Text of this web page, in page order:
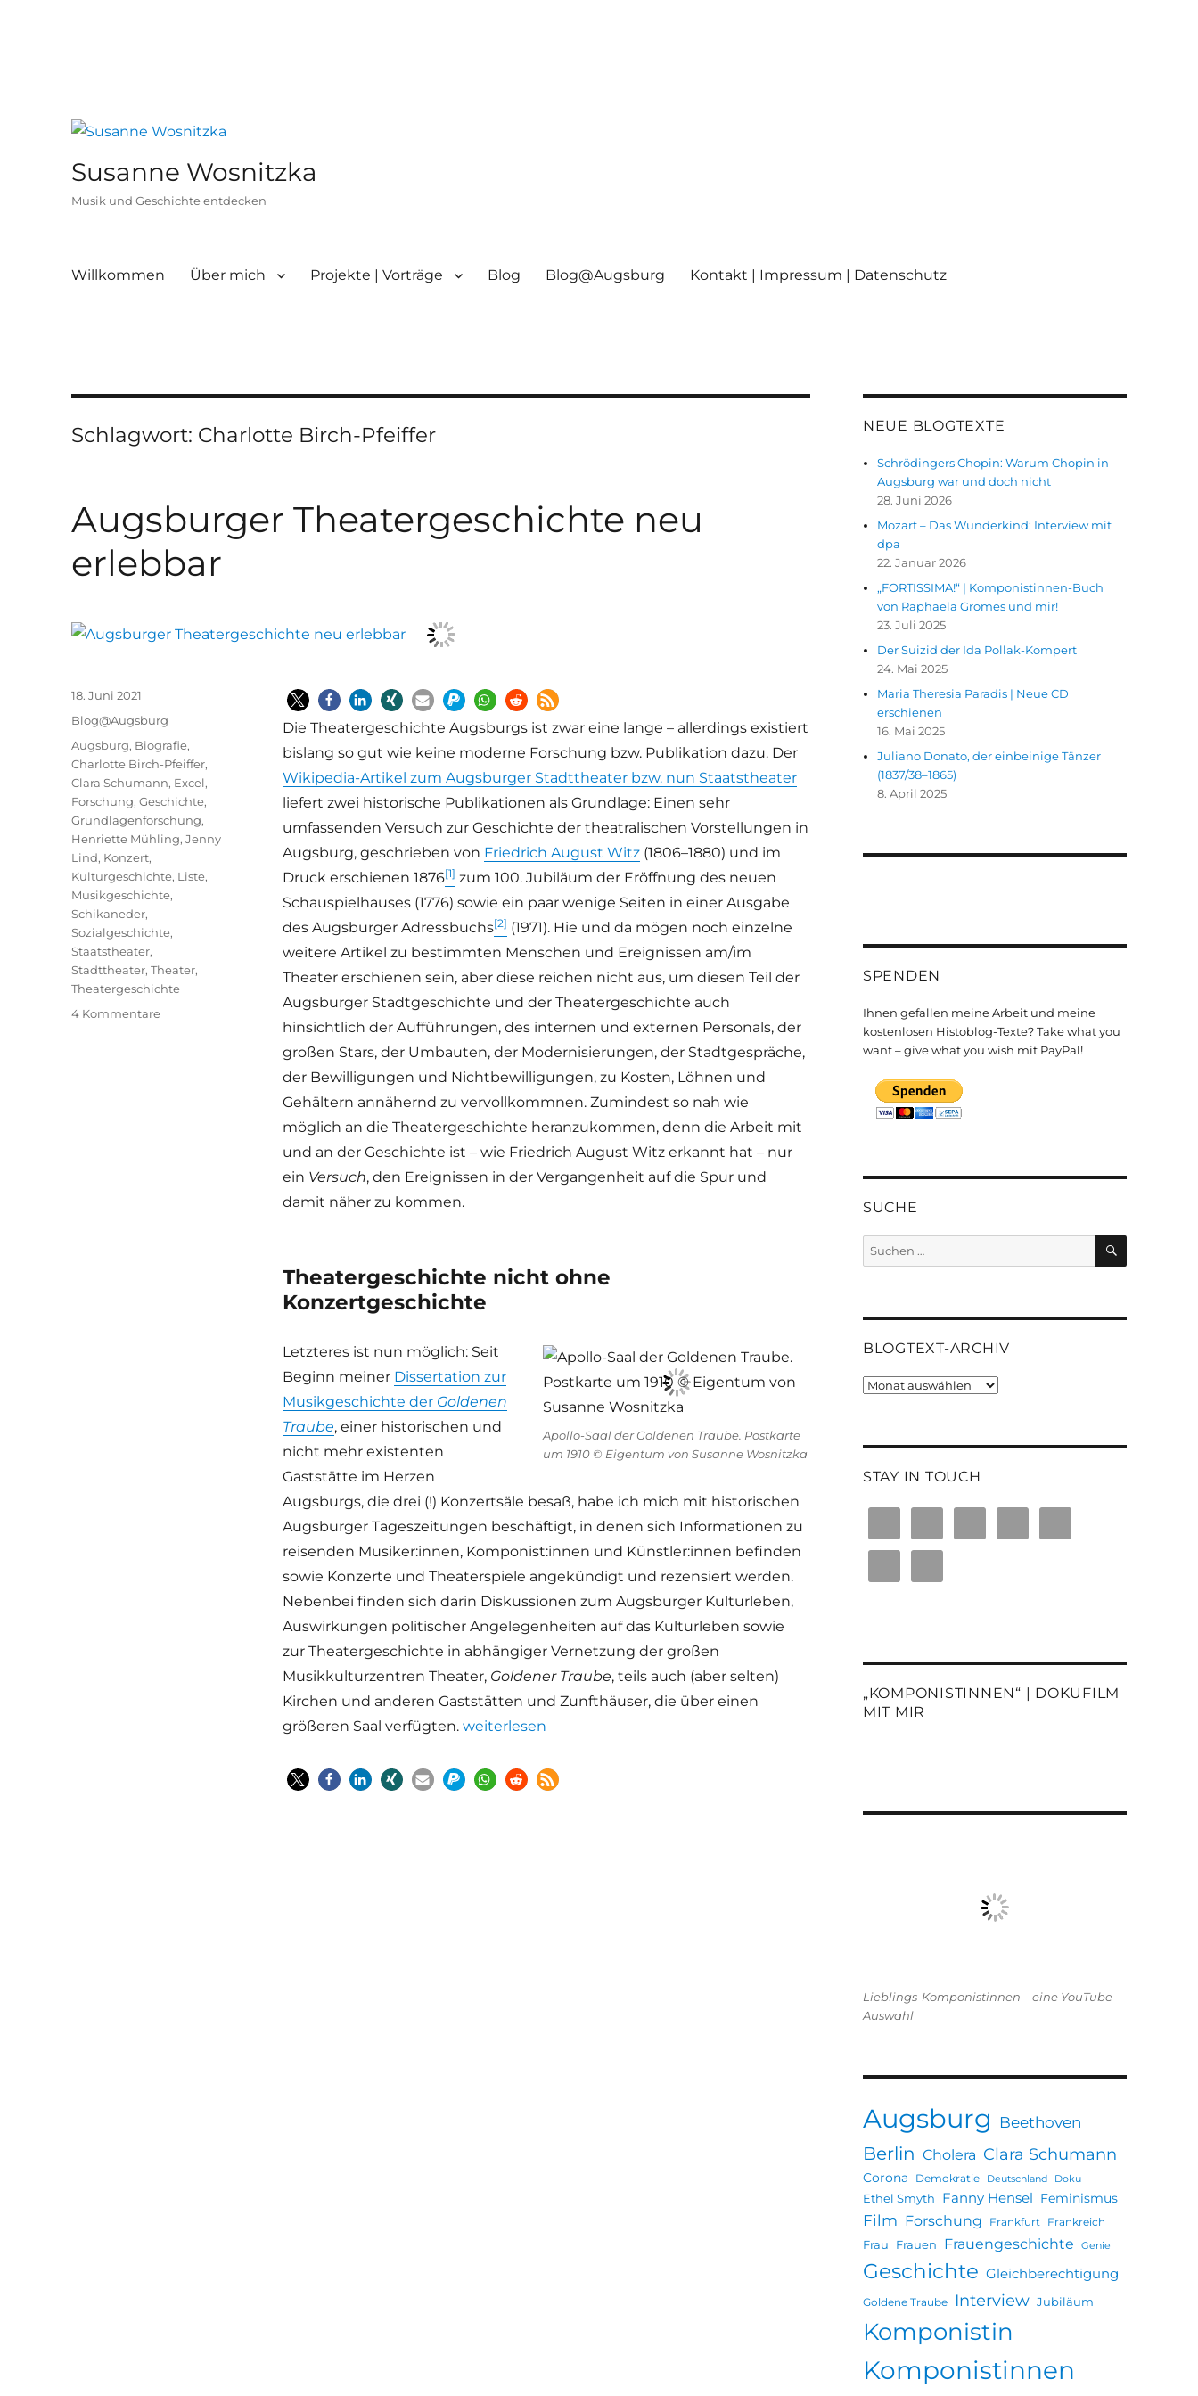
Susanne Wosnitzka
Musik und Geschichte entdecken
Willkommen Über mich Projekte | Vorträge Blog Blog@Augsburg Kontakt | Impressum | Datenschutz
Schlagwort: Charlotte Birch-Pfeiffer
Augsburger Theatergeschichte neu
erlebbar
Die Theatergeschichte Augsburgs ist zwar eine lange – allerdings existiert
bislang so gut wie keine moderne Forschung bzw. Publikation dazu. Der
Wikipedia-Artikel zum Augsburger Stadttheater bzw. nun Staatstheater
liefert zwei historische Publikationen als Grundlage: Einen sehr
umfassenden Versuch zur Geschichte der theatralischen Vorstellungen in
Augsburg, geschrieben von Friedrich August Witz(1806–1880) und im
Druck erschienen 1876[1] zum 100. Jubiläum der Eröffnung des neuen
Schauspielhauses (1776) sowie ein paar wenige Seiten in einer Ausgabe
des Augsburger Adressbuchs[2] (1971). Hie und da mögen noch einzelne
weitere Artikel zu bestimmten Menschen und Ereignissen am/im
Theater erschienen sein, aber diese reichen nicht aus, um diesen Teil der
Augsburger Stadtgeschichte und der Theatergeschichte auch
hinsichtlich der Aufführungen, des internen und externen Personals, der
großen Stars, der Umbauten, der Modernisierungen, der Stadtgespräche,
der Bewilligungen und Nichtbewilligungen, zu Kosten, Löhnen und
Gehältern annähernd zu vervollkommnen. Zumindest so nah wie
möglich an die Theatergeschichte heranzukommen, denn die Arbeit mit
und an der Geschichte ist – wie Friedrich August Witz erkannt hat – nur
ein Versuch, den Ereignissen in der Vergangenheit auf die Spur und
damit näher zu kommen.
Theatergeschichte nicht ohne
Konzertgeschichte
Apollo-Saal der Goldenen Traube. Postkarte
um 1910 © Eigentum von Susanne Wosnitzka
Letzteres ist nun möglich: Seit
Beginn meiner Dissertation zur
Musikgeschichte der Goldenen
Traube, einer historischen und
nicht mehr existenten
Gaststätte im Herzen
Augsburgs, die drei (!) Konzertsäle besaß, habe ich mich mit historischen
Augsburger Tageszeitungen beschäftigt, in denen sich Informationen zu
reisenden Musiker:innen, Komponist:innen und Künstler:innen befinden
sowie Konzerte und Theaterspiele angekündigt und rezensiert werden.
Nebenbei finden sich darin Diskussionen zum Augsburger Kulturleben,
Auswirkungen politischer Angelegenheiten auf das Kulturleben sowie
zur Theatergeschichte in abhängiger Vernetzung der großen
Musikkulturzentren Theater, Goldener Traube, teils auch (aber selten)
Kirchen und anderen Gaststätten und Zunfthäuser, die über einen
größeren Saal verfügten. „Augsburger Theatergeschichte neu erlebbar“
weiterlesen
Veröffentlicht
am
18. Juni 2021
Kategorien
Blog@Augsburg
Schlagwörter
Augsburg, Biografie,
Charlotte Birch-Pfeiffer,
Clara Schumann, Excel,
Forschung,Geschichte,
Grundlagenforschung,
Henriette Mühling,Jenny
Lind, Konzert,
Kulturgeschichte, Liste,
Musikgeschichte,
Schikaneder,
Sozialgeschichte,
Staatstheater,
Stadttheater,Theater,
Theatergeschichte
4 Kommentarezu
NEUE BLOGTEXTE
Schrödingers Chopin: Warum Chopin in
Augsburg war und doch nicht
28. Juni 2026
Mozart – Das Wunderkind: Interview mit
dpa
22. Januar 2026
„FORTISSIMA!“ | Komponistinnen-Buch
von Raphaela Gromes und mir!
23. Juli 2025
Der Suizid der Ida Pollak-Kompert
24. Mai 2025
Maria Theresia Paradis | Neue CD
erschienen
16. Mai 2025
Juliano Donato, der einbeinige Tänzer
(1837/38–1865)
8. April 2025
SPENDEN
Ihnen gefallen meine Arbeit und meine
kostenlosen Histoblog-Texte? Take what you
want – give what you wish mit PayPal!
SUCHE
Suchen
SUCHEN
BLOGTEXT-ARCHIV
Blogtext-
STAY IN TOUCH
„KOMPONISTINNEN“ | DOKUFILM
MIT MIR
Lieblings-Komponistinnen – eine YouTube-
Auswahl
Augsburg Beethoven
Berlin Cholera Clara Schumann
Corona Demokratie Deutschland Doku
Ethel Smyth Fanny Hensel Feminismus
Film Forschung Frankfurt Frankreich
Frau Frauen Frauengeschichte Genie
Geschichte Gleichberechtigung
Goldene Traube Interview Jubiläum
Komponistin
Komponistinnen